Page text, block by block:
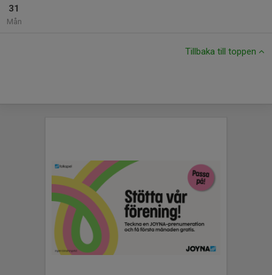
31
Mån
Tillbaka till toppen